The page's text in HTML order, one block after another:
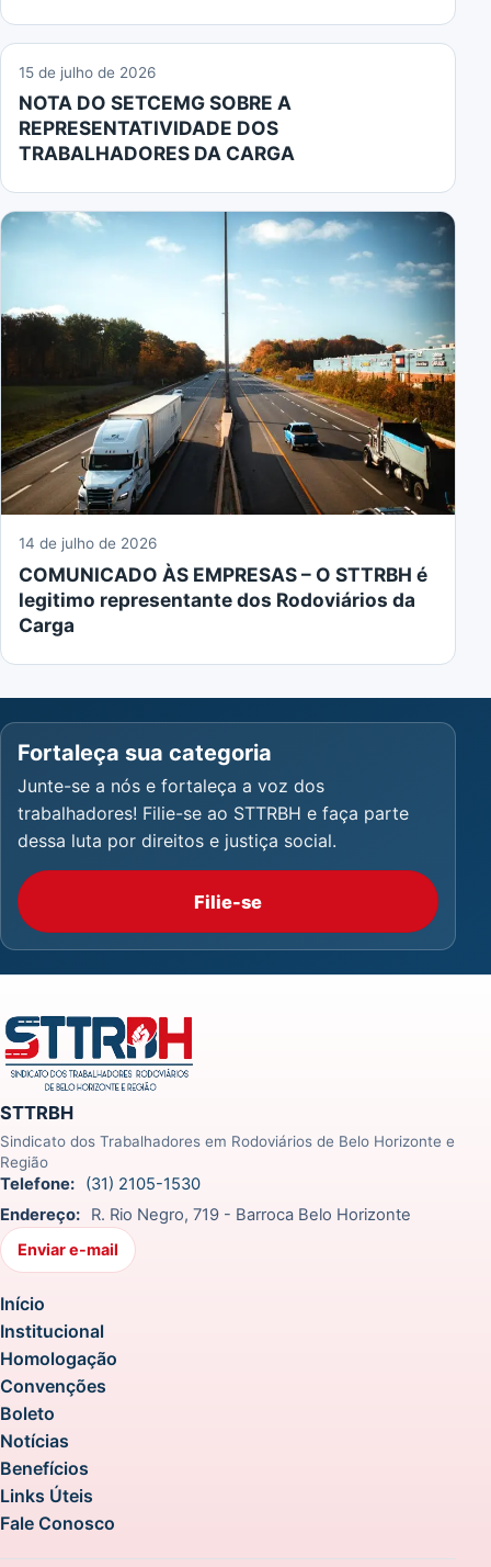
15 de julho de 2026
NOTA DO SETCEMG SOBRE A
REPRESENTATIVIDADE DOS
TRABALHADORES DA CARGA
14 de julho de 2026
COMUNICADO ÀS EMPRESAS – O STTRBH é
legitimo representante dos Rodoviários da
Carga
Fortaleça sua categoria
Junte-se a nós e fortaleça a voz dos
trabalhadores! Filie-se ao STTRBH e faça parte
dessa luta por direitos e justiça social.
Filie-se
STTRBH
Sindicato dos Trabalhadores em Rodoviários de Belo Horizonte e
Região
Telefone:
(31) 2105-1530
Endereço:
R. Rio Negro, 719 - Barroca Belo Horizonte
Enviar e-mail
Início
Institucional
Homologação
Convenções
Boleto
Notícias
Benefícios
Links Úteis
Fale Conosco